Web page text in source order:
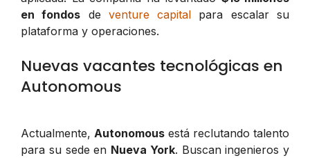
en fondos de venture capital para escalar su
plataforma y operaciones.
Nuevas vacantes tecnológicas en
Autonomous
Actualmente, Autonomous está reclutando talento
para su sede en Nueva York. Buscan ingenieros y